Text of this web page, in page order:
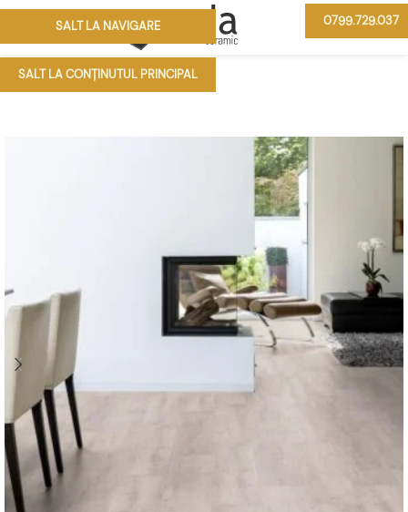
SALT LA NAVIGARE
SALT LA CONȚINUTUL PRINCIPAL
0799.729.037